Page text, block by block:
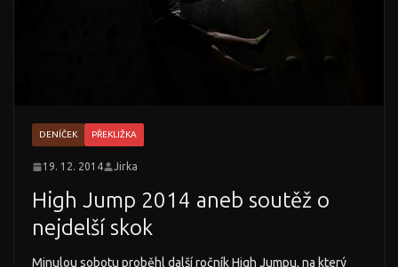
DENÍČEK PŘEKLIŽKA
19. 12. 2014 Jirka
High Jump 2014 aneb soutěž o
nejdelší skok
Minulou sobotu proběhl další ročník High Jumpu, na který